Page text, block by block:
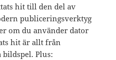
hit till den del av
publiceringsverktyg
om du använder dator
hit är allt från
Plus: